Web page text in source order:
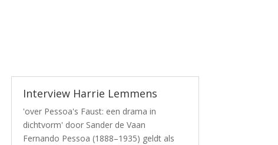
Interview Harrie Lemmens
'over Pessoa's Faust: een drama in
dichtvorm' door Sander de Vaan
Fernando Pessoa (1888–1935) geldt als